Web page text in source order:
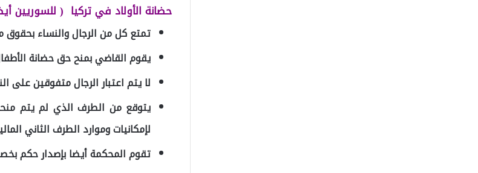
حضانة الأولاد في تركيا ( للسوريين
تمتع كل من الرجال والنساء
يقوم القاضي بمنح حق حضانة
لا يتم اعتبار الرجال متفوقين
يتوقع من الطرف الذي لم يتم
لإمكانيات وموارد الطرف الثاني
تقوم المحكمة أيضا بإصدار حكم